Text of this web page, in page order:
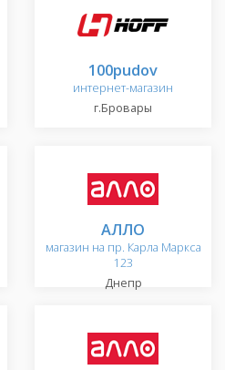
100pudov
интернет-магазин
г.Бровары
АЛЛО
магазин на пр. Карла Маркса
123
Днепр